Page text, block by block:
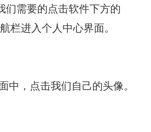
们需要的点击软件下方的
栏进入个人中心界面。
中，点击我们自己的头像。